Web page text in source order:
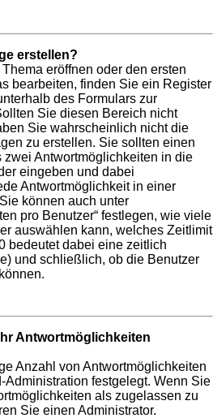
erstellen?
eröffnen oder den ersten
bearbeiten, finden Sie ein Register
des Formulars zur
Sie diesen Bereich nicht
Sie wahrscheinlich nicht die
zu erstellen. Sie sollten einen
zwei Antwortmöglichkeiten in die
eingeben und dabei
Antwortmöglichkeit in einer
können auch unter
pro Benutzer“ festlegen, wie viele
auswählen kann, welches Zeitlimit
bedeutet dabei eine zeitlich
und schließlich, ob die Benutzer
Antwortmöglichkeiten
Anzahl von Antwortmöglichkeiten
Administration festgelegt. Wenn Sie
als zugelassen zu
Sie einen Administrator.